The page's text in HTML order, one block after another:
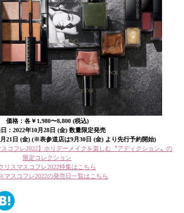
価格：各￥1,980〜8,800 (税込)
：2022年10月28日 (金) 数量限定発売
21日 (金) (※表参道店は9月30日 (金) より先行予約開始)
スコフレ2022】ホリデーメイクを楽しむ〝アディクション〟の
限定コレクション
リスマスコフレ2022特集はこちら
マスコフレ2022の発売日一覧はこちら